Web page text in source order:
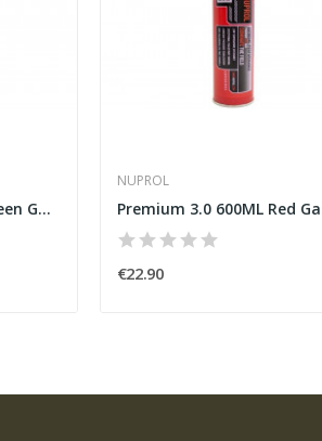
Premium 2.0 600ML Green Gas [Nuprol]
NUPROL
€22.90